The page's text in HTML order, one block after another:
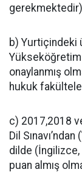
b) Yurtiçindeki
Yükseköğretim
onaylanmış
hukuk
c) 2017,2018
Dil
dilde (İngilizce,
puan almış